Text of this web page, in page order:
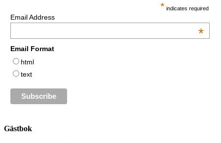
* indicates required
Email Address
*
Email Format
html
text
Gästbok